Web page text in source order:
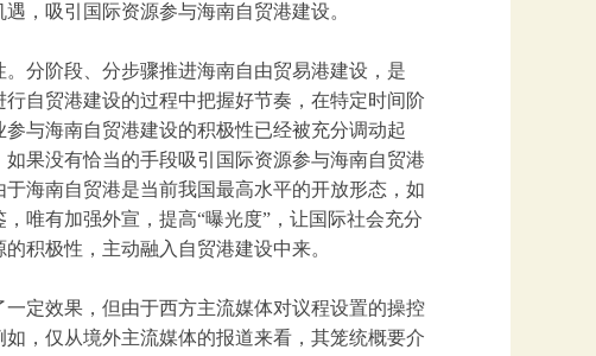
，吸引国际资源参与海南自贸港建设。
分阶段、分步骤推进海南自由贸易港建设，是
自贸港建设的过程中把握好节奏，在特定时间阶
与海南自贸港建设的积极性已经被充分调动起
果没有恰当的手段吸引国际资源参与海南自贸港
海南自贸港是当前我国最高水平的开放形态，如
唯有加强外宣，提高“曝光度”，让国际社会充分
积极性，主动融入自贸港建设中来。
定效果，但由于西方主流媒体对议程设置的操控
，仅从境外主流媒体的报道来看，其笼统概要介